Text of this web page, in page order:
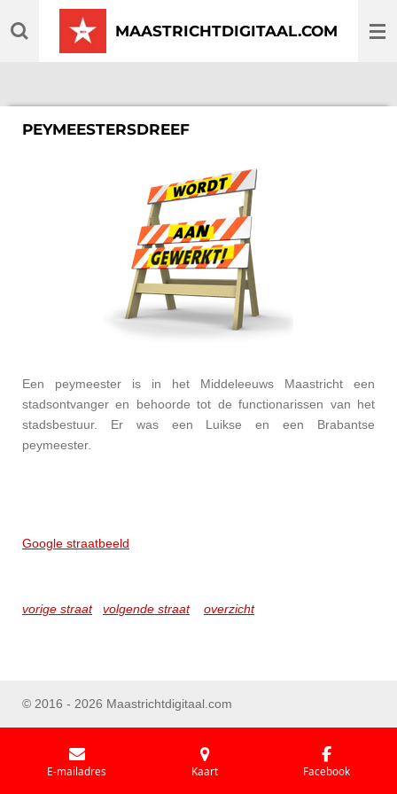
direct
MAASTRICHTDIGITAAL.COM
PEYMEESTERSDREEF
Een peymeester is in het Middeleeuws Maastricht een
stadsontvanger en behoorde tot de functionarissen van het
stadsbestuur. Er was een Luikse en een Brabantse
peymeester.
Google straatbeeld
vorige straat volgende straat overzicht
© 2016 - 2026 Maastrichtdigitaal.com
E-mailadres Kaart Facebook